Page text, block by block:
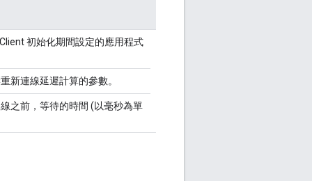
初始化期間設定的應用程式
新連線延遲計算的參數。
之前，等待的時間 (以毫秒為單